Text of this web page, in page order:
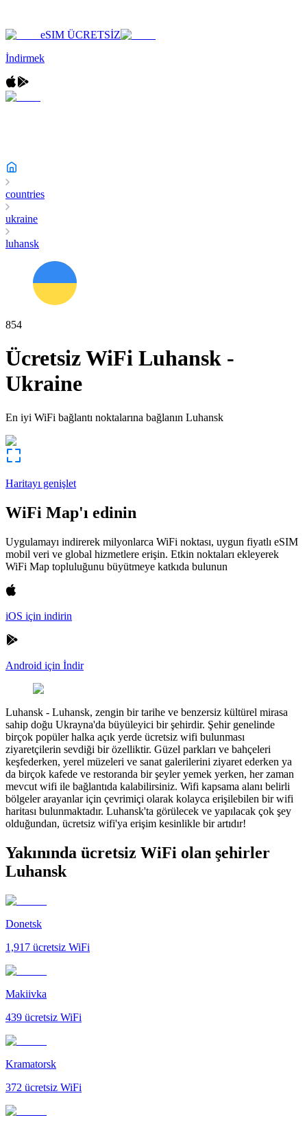
eSIM ÜCRETSİZ
İndirmek
countries
ukraine
luhansk
854
Ücretsiz WiFi Luhansk -
Ukraine
En iyi WiFi bağlantı noktalarına bağlanın Luhansk
Haritayı genişlet
WiFi Map'ı edinin
Uygulamayı indirerek milyonlarca WiFi noktası, uygun fiyatlı eSIM
mobil veri ve global hizmetlere erişin. Etkin noktaları ekleyerek
WiFi Map topluluğunu büyütmeye katkıda bulunun
iOS için indirin
Android için İndir
Luhansk - Luhansk, zengin bir tarihe ve benzersiz kültürel mirasa
sahip doğu Ukrayna'da büyüleyici bir şehirdir. Şehir genelinde
birçok popüler halka açık yerde ücretsiz wifi bulunması
ziyaretçilerin sevdiği bir özelliktir. Güzel parkları ve bahçeleri
keşfederken, yerel müzeleri ve sanat galerilerini ziyaret ederken ya
da birçok kafede ve restoranda bir şeyler yemek yerken, her zaman
mevcut wifi ile bağlantıda kalabilirsiniz. Wifi kapsama alanı belirli
bölgeler arayanlar için çevrimiçi olarak kolayca erişilebilen bir wifi
haritası bulunmaktadır. Luhansk'ta görülecek ve yapılacak çok şey
olduğundan, ücretsiz wifi'ya erişim kesinlikle bir artıdır!
Yakınında ücretsiz WiFi olan şehirler
Luhansk
Donetsk
1,917 ücretsiz WiFi
Makiivka
439 ücretsiz WiFi
Kramatorsk
372 ücretsiz WiFi